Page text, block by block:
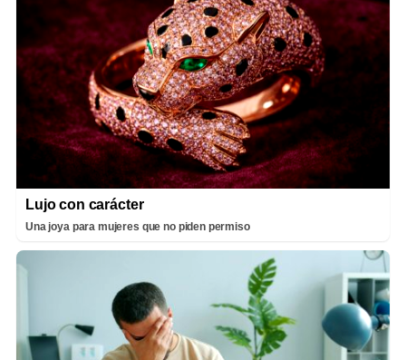
Lujo con carácter
Una joya para mujeres que no piden permiso